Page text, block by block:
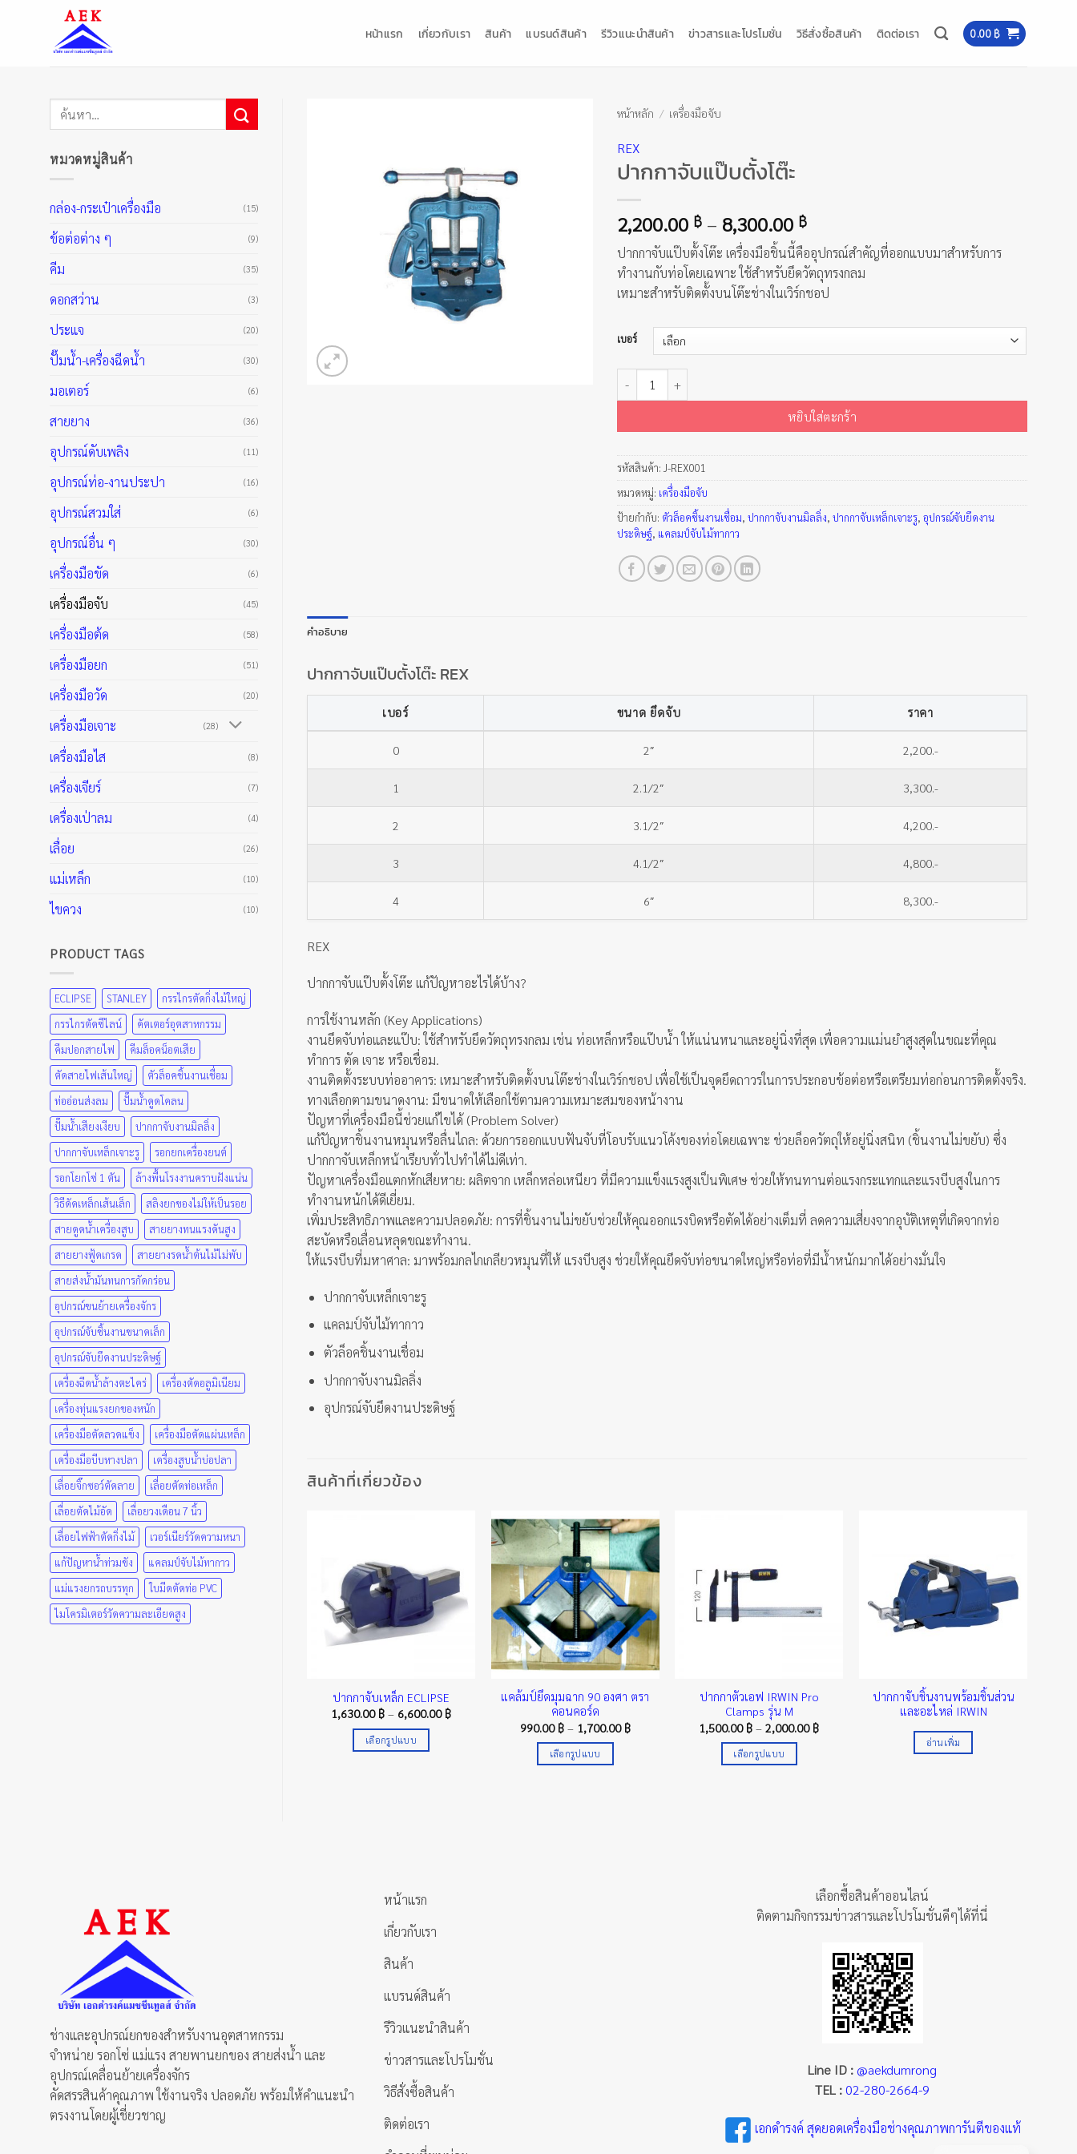
หน้าแรก เกี่ยวกับเรา สินค้า แบรนด์สินค้า รีวิวแนะนำสินค้า ข่าวสารและโปรโมชั่น วิธีสั่งซื้อสินค้า ติดต่อเรา 0.00 ฿
ค้นหา:
หมวดหมู่สินค้า
กล่อง-กระเป๋าเครื่องมือ (15)
ข้อต่อต่าง ๆ (9)
คีม (35)
ดอกสว่าน (3)
ประแจ (20)
ปั๊มน้ำ-เครื่องฉีดน้ำ (30)
มอเตอร์ (6)
สายยาง (36)
อุปกรณ์ดับเพลิง (11)
อุปกรณ์ท่อ-งานประปา (16)
อุปกรณ์สวมใส่ (6)
อุปกรณ์อื่น ๆ (30)
เครื่องมือขัด (6)
เครื่องมือจับ (45)
เครื่องมือต้ด (58)
เครื่องมือยก (51)
เครื่องมือวัด (20)
เครื่องมือเจาะ (28)
เครื่องมือไส (8)
เครื่องเจียร์ (7)
เครื่องเป่าลม (4)
เลื่อย (26)
แม่เหล็ก (10)
ไขควง (10)
PRODUCT TAGS
ECLIPSE STANLEY
กรรไกรตัดกิ่งไม้ใหญ่
กรรไกรตัดซีไลน์
คัตเตอร์อุตสาหกรรม
คีมปอกสายไฟ
คีมล็อคน็อตเสีย
ตัดสายไฟเส้นใหญ่
ตัวล็อคชิ้นงานเชื่อม
ท่ออ่อนส่งลม
ปั๊มน้ำดูดโคลน
ปั๊มน้ำเสียงเงียบ
ปากกาจับงานมิลลิ่ง
ปากกาจับเหล็กเจาะรู
รอกยกเครื่องยนต์
รอกโยกโซ่ 1 ตัน
ล้างพื้นโรงงานคราบฝังแน่น
วิธีดัดเหล็กเส้นเล็ก
สลิงยกของไม่ให้เป็นรอย
สายดูดน้ำเครื่องสูบ
สายยางทนแรงดันสูง
สายยางฟู้ดเกรด
สายยางรดน้ำต้นไม้ไม่พับ
สายส่งน้ำมันทนการกัดกร่อน
อุปกรณ์ขนย้ายเครื่องจักร
อุปกรณ์จับชิ้นงานขนาดเล็ก
อุปกรณ์จับยึดงานประดิษฐ์
เครื่องฉีดน้ำล้างตะไคร่
เครื่องตัดอลูมิเนียม
เครื่องทุ่นแรงยกของหนัก
เครื่องมือตัดลวดแข็ง
เครื่องมือตัดแผ่นเหล็ก
เครื่องมือบีบหางปลา
เครื่องสูบน้ำบ่อปลา
เลื่อยจิ๊กซอว์ตัดลาย
เลื่อยตัดท่อเหล็ก
เลื่อยตัดไม้อัด
เลื่อยวงเดือน 7 นิ้ว
เลื่อยไฟฟ้าตัดกิ่งไม้
เวอร์เนียร์วัดความหนา
แก้ปัญหาน้ำท่วมขัง
แคลมป์จับไม้ทากาว
แม่แรงยกรถบรรทุก
ใบมีดตัดท่อ PVC
ไมโครมิเตอร์วัดความละเอียดสูง
หน้าหลัก / เครื่องมือจับ
REX
ปากกาจับแป๊บตั้งโต๊ะ
2,200.00 ฿ – 8,300.00 ฿Price
range:
2,200.00 ฿
through
8,300.00 ฿
ปากกาจับแป๊บตั้งโต๊ะ เครื่องมือชิ้นนี้คืออุปกรณ์สำคัญที่ออกแบบมาสำหรับการ
ทำงานกับท่อโดยเฉพาะ ใช้สำหรับยึดวัตถุทรงกลม
เหมาะสำหรับติดตั้งบนโต๊ะช่างในเวิร์กชอป
เบอร์
หยิบใส่ตะกร้า
รหัสสินค้า: J-REX001
หมวดหมู่: เครื่องมือจับ
ป้ายกำกับ: ตัวล็อคชิ้นงานเชื่อม,ปากกาจับงานมิลลิ่ง,ปากกาจับเหล็กเจาะรู,อุปกรณ์จับยึดงาน
ประดิษฐ์, แคลมป์จับไม้ทากาว
คำอธิบาย
ปากกาจับแป๊บตั้งโต๊ะ REX
เบอร์ ขนาด ยึดจับ ราคา
0 2″ 2,200.-
1 2.1/2″ 3,300.-
2 3.1/2″ 4,200.-
3 4.1/2″ 4,800.-
4 6″ 8,300.-
REX
ปากกาจับแป๊บตั้งโต๊ะ แก้ปัญหาอะไรได้บ้าง?
การใช้งานหลัก (Key Applications)
งานยึดจับท่อและแป๊บ: ใช้สำหรับยึดวัตถุทรงกลม เช่น ท่อเหล็กหรือแป๊บน้ำ ให้แน่นหนาและอยู่นิ่งที่สุด เพื่อความแม่นยำสูงสุดในขณะที่คุณ
ทำการ ตัด เจาะ หรือเชื่อม.
งานติดตั้งระบบท่ออาคาร: เหมาะสำหรับติดตั้งบนโต๊ะช่างในเวิร์กชอป เพื่อใช้เป็นจุดยึดถาวรในการประกอบข้อต่อหรือเตรียมท่อก่อนการติดตั้งจริง.
ทางเลือกตามขนาดงาน: มีขนาดให้เลือกใช้ตามความเหมาะสมของหน้างาน
ปัญหาที่เครื่องมือนี้ช่วยแก้ไขได้ (Problem Solver)
แก้ปัญหาชิ้นงานหมุนหรือลื่นไถล: ด้วยการออกแบบฟันจับที่โอบรับแนวโค้งของท่อโดยเฉพาะ ช่วยล็อควัตถุให้อยู่นิ่งสนิท (ชิ้นงานไม่ขยับ) ซึ่ง
ปากกาจับเหล็กหน้าเรียบทั่วไปทำได้ไม่ดีเท่า.
ปัญหาเครื่องมือแตกหักเสียหาย: ผลิตจาก เหล็กหล่อเหนียว ที่มีความแข็งแรงสูงเป็นพิเศษ ช่วยให้ทนทานต่อแรงกระแทกและแรงบีบสูงในการ
ทำงานหนักได้ดีเยี่ยม.
เพิ่มประสิทธิภาพและความปลอดภัย: การที่ชิ้นงานไม่ขยับช่วยให้คุณออกแรงบิดหรือตัดได้อย่างเต็มที่ ลดความเสี่ยงจากอุบัติเหตุที่เกิดจากท่อ
สะบัดหรือเลื่อนหลุดขณะทำงาน.
ให้แรงบีบที่มหาศาล: มาพร้อมกลไกเกลียวหมุนที่ให้ แรงบีบสูง ช่วยให้คุณยึดจับท่อขนาดใหญ่หรือท่อที่มีน้ำหนักมากได้อย่างมั่นใจ
ปากกาจับเหล็กเจาะรู
แคลมป์จับไม้ทากาว
ตัวล็อคชิ้นงานเชื่อม
ปากกาจับงานมิลลิ่ง
อุปกรณ์จับยึดงานประดิษฐ์
สินค้าที่เกี่ยวข้อง
ปากกาจับเหล็ก ECLIPSE
1,630.00 ฿ – 6,600.00 ฿Price
เลือกรูปแบบ
may
be
chosen
the
page
แคล้มป์ยึดมุมฉาก 90 องศา ตรา
คอนคอร์ด
990.00 ฿ – 1,700.00 ฿Price
เลือกรูปแบบ
ปากกาตัวเอฟ IRWIN Pro
Clamps รุ่น M
1,500.00 ฿ – 2,000.00 ฿Price
เลือกรูปแบบ
be
ปากกาจับชิ้นงานพร้อมชิ้นส่วน
และอะไหล่ IRWIN
อ่านเพิ่ม
product
ช่างและอุปกรณ์ยกของสำหรับงานอุตสาหกรรม
จำหน่าย รอกโซ่ แม่แรง สายพานยกของ สายส่งน้ำ และ
อุปกรณ์เคลื่อนย้ายเครื่องจักร
คัดสรรสินค้าคุณภาพ ใช้งานจริง ปลอดภัย พร้อมให้คำแนะนำ
ตรงงานโดยผู้เชี่ยวชาญ
หน้าแรก
เกี่ยวกับเรา
สินค้า
แบรนด์สินค้า
รีวิวแนะนำสินค้า
ข่าวสารและโปรโมชั่น
วิธีสั่งซื้อสินค้า
ติดต่อเรา
เลือกซื้อสินค้าออนไลน์
ติดตามกิจกรรมข่าวสารและโปรโมชั่นดีๆได้ที่นี่
Line ID : @aekdumrong
TEL :02-280-2664-9
เอกดำรงค์ สุดยอดเครื่องมือช่างคุณภาพการันตีของแท้